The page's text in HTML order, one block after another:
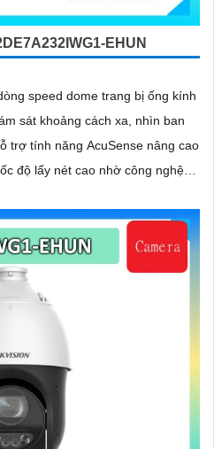
EHUN
speed dome trang bị ống kính
sát khoảng cách xa, nhìn ban
trợ tính năng AcuSense nâng cao
độ lấy nét cao nhờ công nghệ